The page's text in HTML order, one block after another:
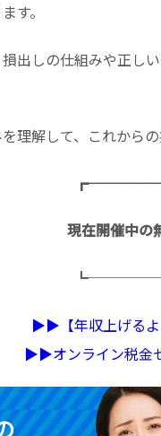
す。
出しの仕組みや正し
理解して、これから
現在開催中の
▶︎▶︎【年収上げる
▶︎▶︎オンライン税金